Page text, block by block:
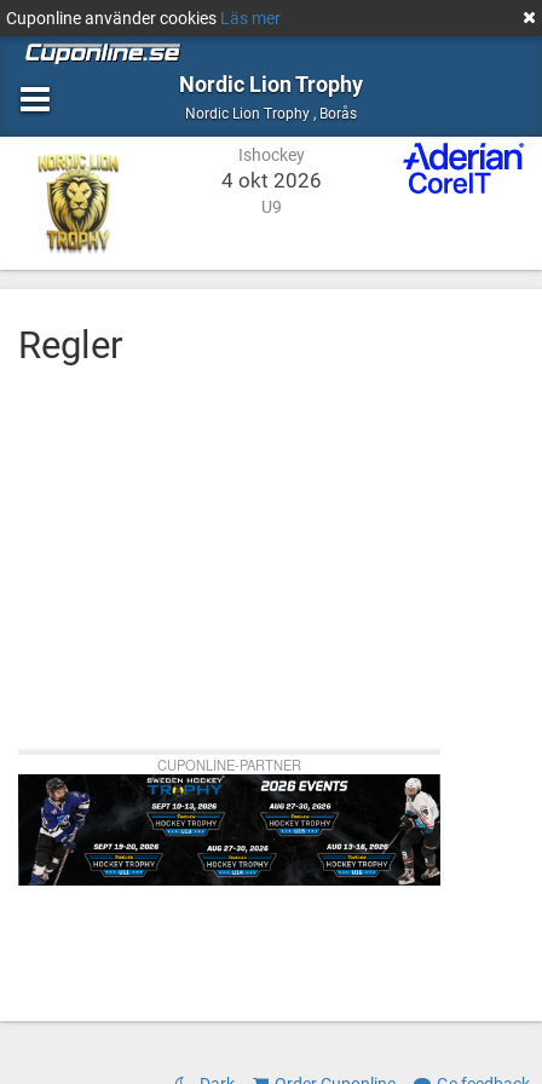
Cuponline använder cookies Läs mer
Nordic Lion Trophy
Nordic Lion Trophy , Ishockey
BoråsBorås
Ishockey
4 okt 2026
U9
Regler
CUPONLINE-PARTNER